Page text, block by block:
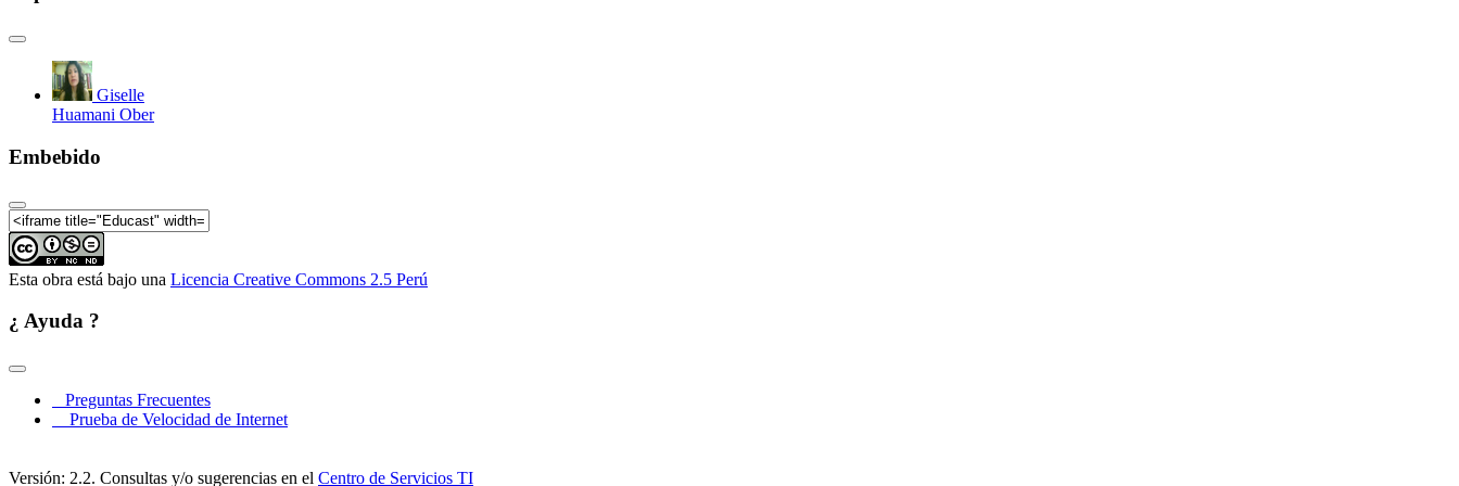
Giselle
Huamani Ober
Embebido
Esta obra está bajo una Licencia Creative Commons 2.5 Perú
¿ Ayuda ?
Preguntas Frecuentes
Prueba de Velocidad de Internet
Versión: 2.2. Consultas y/o sugerencias en el Centro de Servicios TI